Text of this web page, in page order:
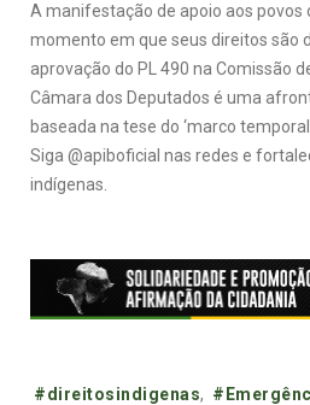
A manifestação de apoio aos povos
momento em que seus direitos são
aprovação do PL 490 na Comissão
Câmara dos Deputados é uma
baseada na tese do ‘marco
Siga @apiboficial nas redes e
indígenas.
Tags:
#direitosindigenas,